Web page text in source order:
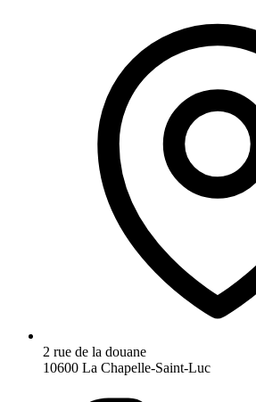
2 rue de la douane
10600 La Chapelle-Saint-Luc